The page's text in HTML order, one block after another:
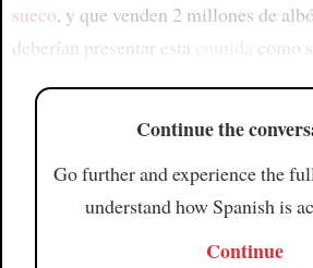
sueco, y que venden 2 millones de
deberían presentar esta comida como
Continue the
Go further and experience the
understand how Spanish is
Continue